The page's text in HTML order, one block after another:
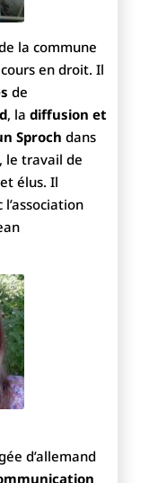
la commune
en droit. Il
de
, la diffusion et
Sproch dans
le travail de
élus. Il
d’allemand